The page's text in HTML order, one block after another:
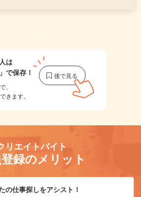
1
は
」で保存！
、
きます。
リエイトバイト
録のメリット
の仕事探しをアシスト！